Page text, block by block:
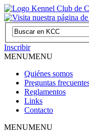
Inscribir
MENUMENU
Quiénes somos
Preguntas
Reglamentos
Links
Contacto
MENUMENU